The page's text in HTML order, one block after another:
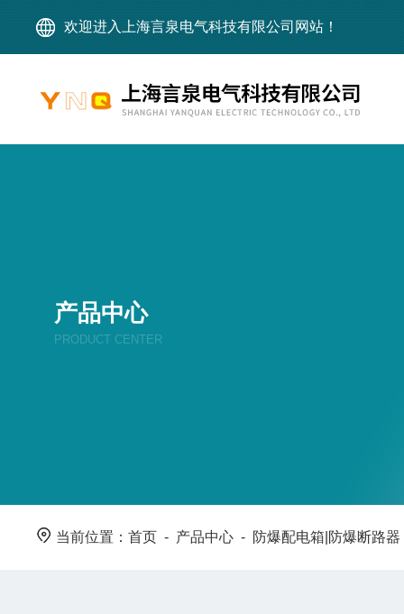
欢迎进入上海言泉电气科技有限公司网站！
产品中心
PRODUCT CENTER
当前位置：首页 - 产品中心 - 防爆配电箱|防爆断路器